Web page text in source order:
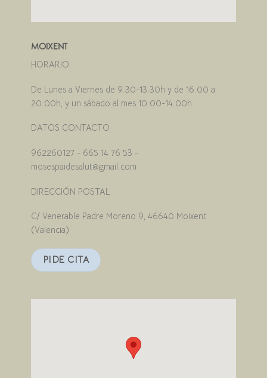
MOIXENT
HORARIO
De Lunes a Viernes de 9.30-13.30h y de 16.00 a
20.00h, y un sábado al mes 10.00-14.00h
DATOS CONTACTO
962260127 - 665 14 76 53 -
mosespaidesalut@gmail.com
DIRECCIÓN POSTAL
C/ Venerable Padre Moreno 9, 46640 Moixent
(Valencia)
PIDE CITA